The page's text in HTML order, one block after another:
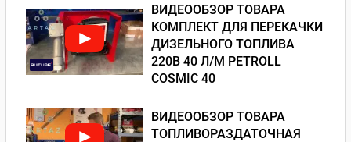
ВИДЕООБЗОР ТОВАРА
КОМПЛЕКТ ДЛЯ ПЕРЕКАЧКИ
ДИЗЕЛЬНОГО ТОПЛИВА
220В 40 Л/М PETROLL
COSMIC 40
ВИДЕООБЗОР ТОВАРА
ТОПЛИВОРАЗДАТОЧНАЯ